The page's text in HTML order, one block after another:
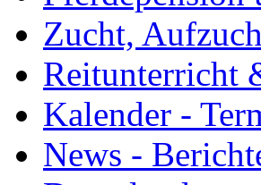
Zucht,
Reitunterricht
Kalender -
News -